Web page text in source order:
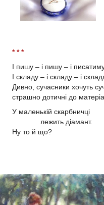
* * *
І пишу – і пишу – і
І складу – і складу – і
Дивно, сучасники хочуть
страшно дотичні до
У маленькій скарбничці
лежить діамант.
Ну то й що?